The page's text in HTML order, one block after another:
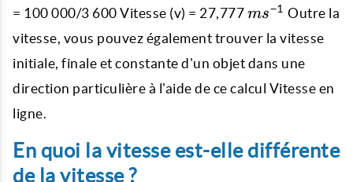
= 100 000/3 600 Vitesse (v) = 27,777 ms^{-1}
ms−1 Outre la
vitesse, vous pouvez également trouver la vitesse
initiale, finale et constante d'un objet dans une
direction particulière à l'aide de ce calcul Vitesse en
ligne.
En quoi la vitesse est-elle différente
de la vitesse ?